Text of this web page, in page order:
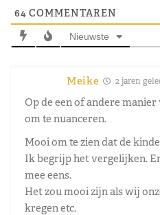
64 COMMENTAREN
Nieuwste
Meike 2 jaren
Op de een of andere
om te nuanceren.
Mooi om te zien dat de
Ik begrijp het vergelijken.
mee eens.
Het zou mooi zijn als wij
kregen etc.